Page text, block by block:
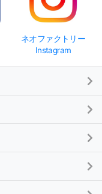
ネオファクトリー
Instagram